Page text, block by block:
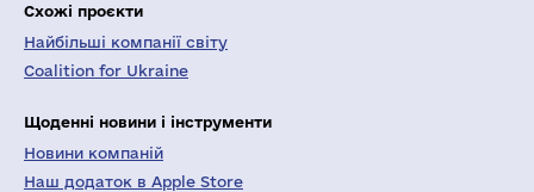
Схожі проєкти
Найбільші компанії світу
Coalition for Ukraine
Щоденні новини і інструменти
Новини компаній
Наш додаток в Apple Store